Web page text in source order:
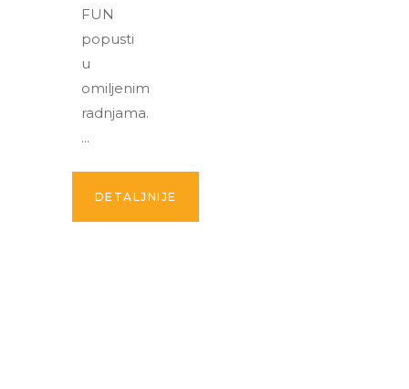
FUN
popusti
u
omiljenim
radnjama.
DETALJNIJE